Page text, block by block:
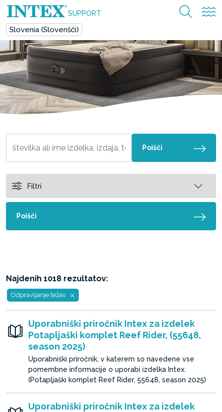
SUPPORT
Slovenia (Slovenšči)
Poišči
Filtri
Poišči
Najdenih 1018 rezultatov:
Odpravljanje težav
Uporabniški priročnik Intex za izdelek
Potapljaški komplet Reef Rider, (55648,
season 2025)
Uporabniški priročnik, v katerem so navedene vse
pomembne informacije o uporabi izdelka Intex.
(Potapljaški komplet Reef Rider, 55648, season 2025)
Uporabniški priročnik Intex za izdelek